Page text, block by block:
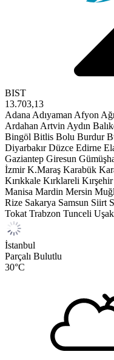
BIST
13.703,13
Adana Adıyaman Afyon
Ardahan Artvin Aydın
Bingöl Bitlis Bolu Burdur
Diyarbakır Düzce Edirne
Gaziantep Giresun
İzmir K.Maraş Karabük
Kırıkkale Kırklareli Kırşehir
Manisa Mardin Mersin
Rize Sakarya Samsun Siirt
Tokat Trabzon Tunceli Uşak
İstanbul
Parçalı Bulutlu
30°C